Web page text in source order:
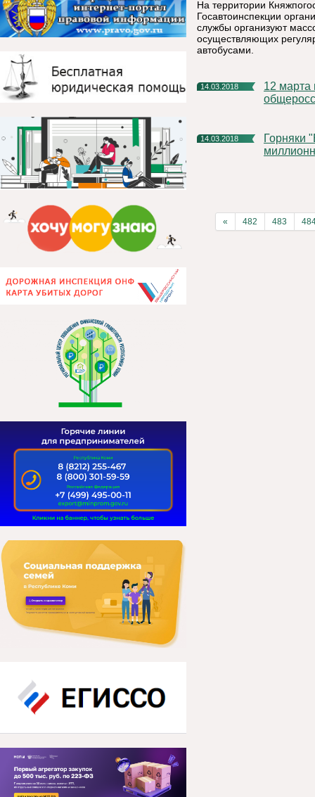
На территории
Госавтоинспекции
службы организуют
осуществляющих
автобусами.
14.03.2018
12 марта в Республике Коми стартовал первый этап
14.03.2018
Горняки "Боксита Тимана" компании РУСАЛ добыли 40-
« 482 483